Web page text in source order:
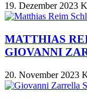
19. Dezember 2023
MATTHIAS
GIOVANNI
20. November 2023